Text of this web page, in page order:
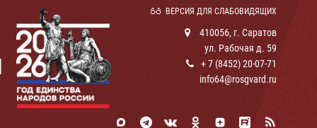
ВЕРСИЯ ДЛЯ СЛАБОВИДЯЩИХ
410056, г. Саратов
ул. Рабочая д. 59
+ 7 (8452) 20-07-71
info64@rosgvard.ru